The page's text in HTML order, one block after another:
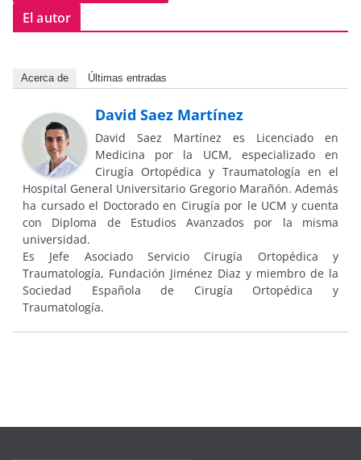
El autor
Acerca de Últimas entradas
David Saez Martínez
David Saez Martínez es Licenciado en
Medicina por la UCM, especializado en
Cirugía Ortopédica y Traumatología en el
Hospital General Universitario Gregorio Marañón. Además
ha cursado el Doctorado en Cirugía por le UCM y cuenta
con Diploma de Estudios Avanzados por la misma
universidad.
Es Jefe Asociado Servicio Cirugía Ortopédica y
Traumatología, Fundación Jiménez Diaz y miembro de la
Sociedad Española de Cirugía Ortopédica y
Traumatología.